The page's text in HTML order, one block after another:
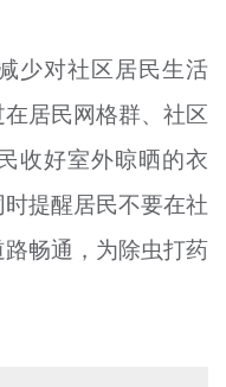
少对社区居民生活
居民网格群、社区
收好室外晾晒的衣
提醒居民不要在社
畅通，为除虫打药